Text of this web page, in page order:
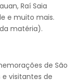
Raí Saia
e muito mais.
matéria).
de São
e visitantes de